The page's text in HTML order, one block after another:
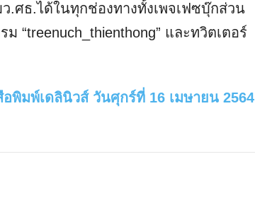
.ศธ.ได้ในทุกช่องทางทั้งเพจเฟซบุ๊กส่วน
“treenuch_thienthong” และทวิตเตอร์
พิมพ์เดลินิวส์ วันศุกร์ที่ 16 เมษายน 2564